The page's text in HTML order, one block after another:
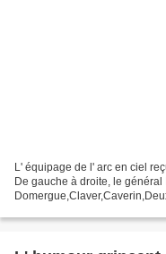
L' équipage de l' arc en ciel
De gauche à droite, le